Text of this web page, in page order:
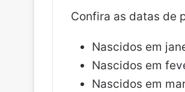
Confira as datas de
Nascidos em
Nascidos em
Nascidos em